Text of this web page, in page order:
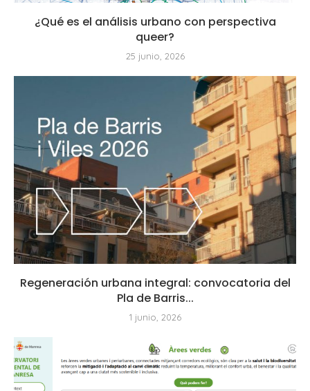
¿Qué es el análisis urbano con perspectiva
queer?
25 junio, 2026
Regeneración urbana integral: convocatoria del
Pla de Barris...
1 junio, 2026